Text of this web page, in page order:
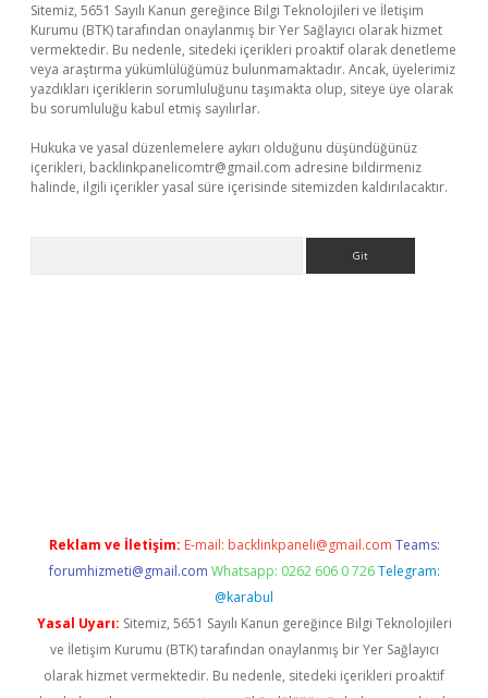
Sitemiz, 5651 Sayılı Kanun gereğince Bilgi Teknolojileri ve İletişim
Kurumu (BTK) tarafından onaylanmış bir Yer Sağlayıcı olarak hizmet
vermektedir. Bu nedenle, sitedeki içerikleri proaktif olarak denetleme
veya araştırma yükümlülüğümüz bulunmamaktadır. Ancak, üyelerimiz
yazdıkları içeriklerin sorumluluğunu taşımakta olup, siteye üye olarak
bu sorumluluğu kabul etmiş sayılırlar.
Hukuka ve yasal düzenlemelere aykırı olduğunu düşündüğünüz
içerikleri, backlinkpanelicomtr@gmail.com adresine bildirmeniz
halinde, ilgili içerikler yasal süre içerisinde sitemizden kaldırılacaktır.
Reklam ve İletişim: E-mail: backlinkpaneli@gmail.com Teams:
forumhizmeti@gmail.com Whatsapp: 0262 606 0 726 Telegram:
@karabul
Yasal Uyarı: Sitemiz, 5651 Sayılı Kanun gereğince Bilgi Teknolojileri
ve İletişim Kurumu (BTK) tarafından onaylanmış bir Yer Sağlayıcı
olarak hizmet vermektedir. Bu nedenle, sitedeki içerikleri proaktif